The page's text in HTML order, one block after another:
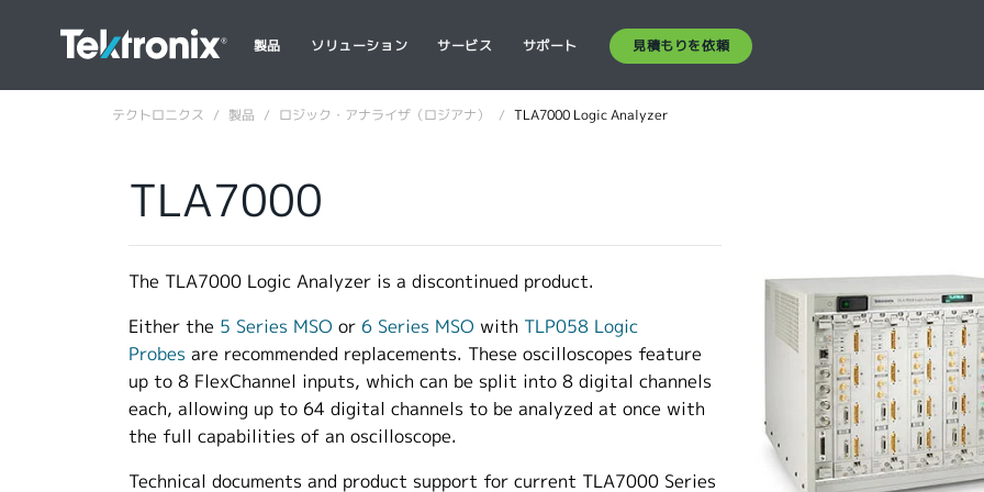
製品 ソリューション サービス サポート 見積もりを依頼
テクトロニクス 製品 ロジック・アナライザ（ロジアナ） TLA7000 Logic Analyzer
TLA7000
The TLA7000 Logic Analyzer is a discontinued product.
Either the 5 Series MSO or 6 Series MSO with TLP058 Logic
Probes are recommended replacements. These oscilloscopes feature
up to 8 FlexChannel inputs, which can be split into 8 digital channels
each, allowing up to 64 digital channels to be analyzed at once with
the full capabilities of an oscilloscope.
Technical documents and product support for current TLA7000 Series